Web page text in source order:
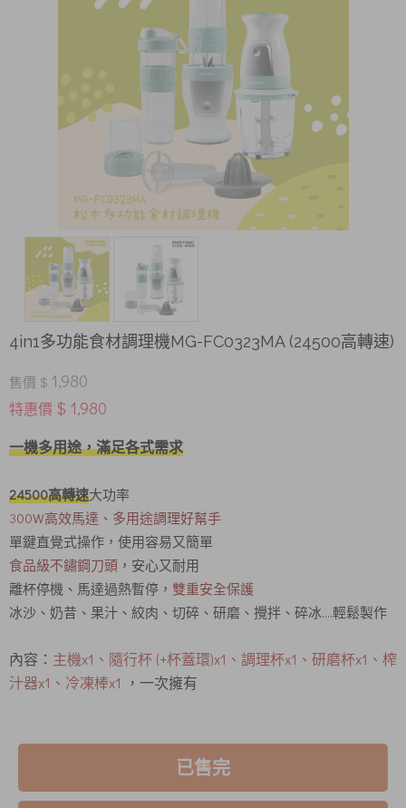
4in1多功能食材調理機MG-FC0323MA (24500高轉速)
售價 $ 1,980
特惠價 $ 1,980
一機多用途，滿足各式需求
24500高轉速大功率
300W高效馬達、多用途調理好幫手
單鍵直覺式操作，使用容易又簡單
食品級不鏽鋼刀頭 ，安心又耐用
離杯停機、馬達過熱暫停， 雙重安全保護
冰沙、奶昔、果汁、絞肉、切碎、研磨、攪拌、碎冰....輕鬆製作
內容： 主機x1、隨行杯 (+杯蓋環)x1、調理杯x1、研磨杯x1、榨
汁器x1、冷凍棒x1 ，一次擁有
已售完